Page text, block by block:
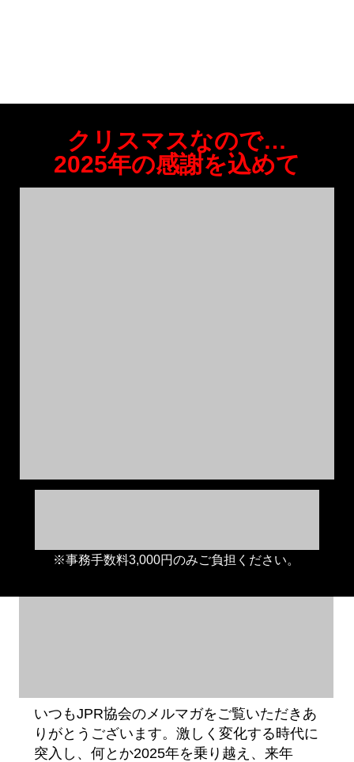
クリスマスなので…
2025年の感謝を込めて
※事務手数料3,000円のみご負担ください。
いつもJPR協会のメルマガをご覧いただきあ
りがとうございます。激しく変化する時代に
突入し、何とか2025年を乗り越え、来年